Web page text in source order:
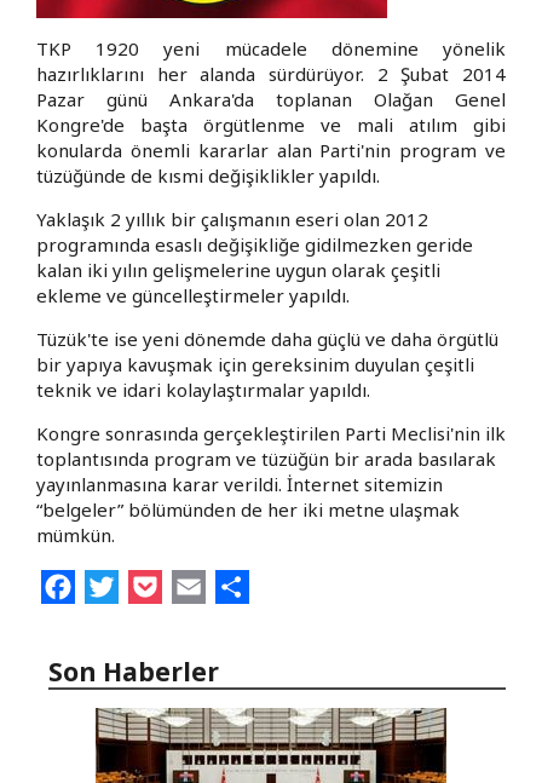
TKP 1920 yeni mücadele dönemine yönelik
hazırlıklarını her alanda sürdürüyor. 2 Şubat 2014
Pazar günü Ankara'da toplanan Olağan Genel
Kongre'de başta örgütlenme ve mali atılım gibi
konularda önemli kararlar alan Parti'nin program ve
tüzüğünde de kısmi değişiklikler yapıldı.
Yaklaşık 2 yıllık bir çalışmanın eseri olan 2012
programında esaslı değişikliğe gidilmezken geride
kalan iki yılın gelişmelerine uygun olarak çeşitli
ekleme ve güncelleştirmeler yapıldı.
Tüzük'te ise yeni dönemde daha güçlü ve daha örgütlü
bir yapıya kavuşmak için gereksinim duyulan çeşitli
teknik ve idari kolaylaştırmalar yapıldı.
Kongre sonrasında gerçekleştirilen Parti Meclisi'nin ilk
toplantısında program ve tüzüğün bir arada basılarak
yayınlanmasına karar verildi. İnternet sitemizin
“belgeler” bölümünden de her iki metne ulaşmak
mümkün.
FacebookTwitterPocketEmail
Son Haberler